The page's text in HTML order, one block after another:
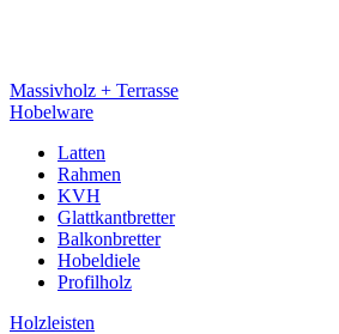
Massivholz + Terrasse
Hobelware
Latten
Rahmen
KVH
Glattkantbretter
Balkonbretter
Hobeldiele
Profilholz
Holzleisten